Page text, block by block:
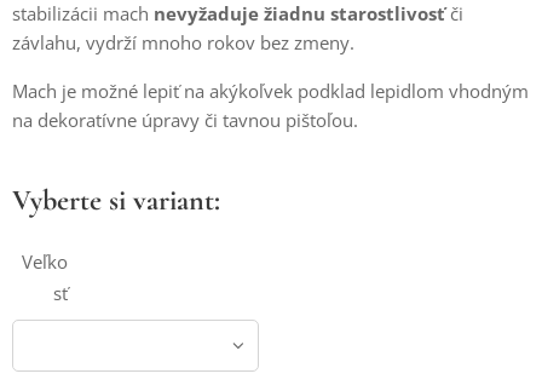
stabilizácii mach nevyžaduje žiadnu starostlivosťči
závlahu, vydrží mnoho rokov bez zmeny.
Mach je možné lepiť na akýkoľvek podklad lepidlom vhodným
na dekoratívne úpravy či tavnou pištoľou.
Vyberte si variant:
Veľko
sť